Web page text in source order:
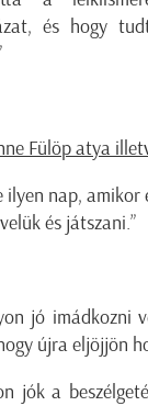
és hogy
Fülöp atya
ilyen nap, amikor
és játszani.”
jó imádkozni
újra eljöjjön
jók a